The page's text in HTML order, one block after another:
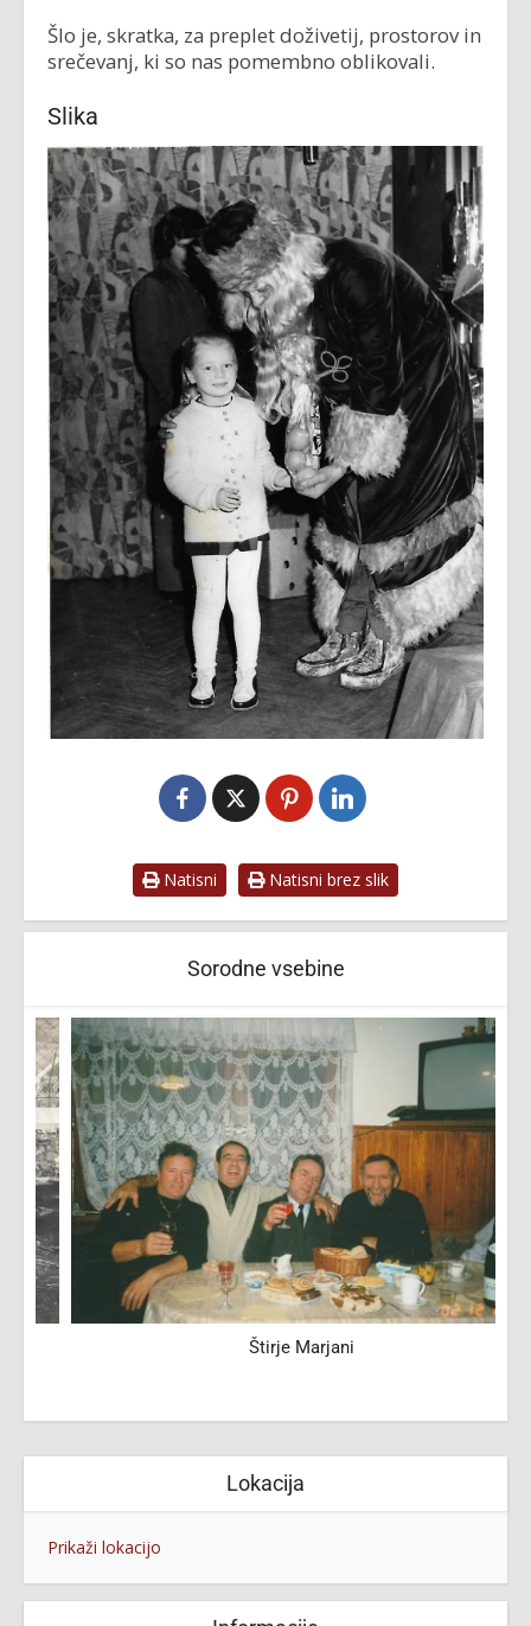
Šlo je, skratka, za preplet doživetij, prostorov in
srečevanj, ki so nas pomembno oblikovali.
Slika
Natisni Natisni brez slik
Sorodne vsebine
Štirje Marjani
Lokacija
Prikaži lokacijo